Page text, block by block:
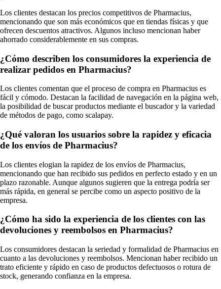
Los clientes destacan los precios competitivos de Pharmacius,
mencionando que son más económicos que en tiendas físicas y que
ofrecen descuentos atractivos. Algunos incluso mencionan haber
ahorrado considerablemente en sus compras.
¿Cómo describen los consumidores la experiencia de
realizar pedidos en Pharmacius?
Los clientes comentan que el proceso de compra en Pharmacius es
fácil y cómodo. Destacan la facilidad de navegación en la página web,
la posibilidad de buscar productos mediante el buscador y la variedad
de métodos de pago, como scalapay.
¿Qué valoran los usuarios sobre la rapidez y eficacia
de los envíos de Pharmacius?
Los clientes elogian la rapidez de los envíos de Pharmacius,
mencionando que han recibido sus pedidos en perfecto estado y en un
plazo razonable. Aunque algunos sugieren que la entrega podría ser
más rápida, en general se percibe como un aspecto positivo de la
empresa.
¿Cómo ha sido la experiencia de los clientes con las
devoluciones y reembolsos en Pharmacius?
Los consumidores destacan la seriedad y formalidad de Pharmacius en
cuanto a las devoluciones y reembolsos. Mencionan haber recibido un
trato eficiente y rápido en caso de productos defectuosos o rotura de
stock, generando confianza en la empresa.